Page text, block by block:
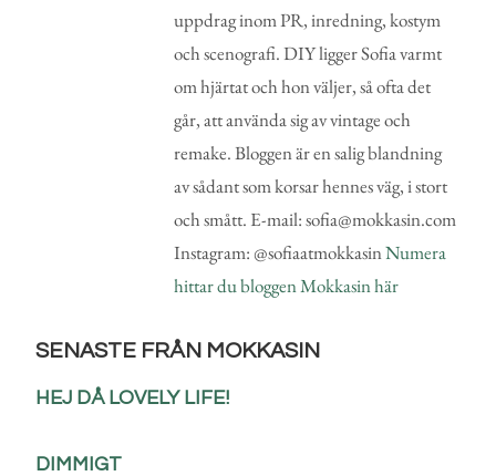
uppdrag inom PR, inredning, kostym
och scenografi. DIY ligger Sofia varmt
om hjärtat och hon väljer, så ofta det
går, att använda sig av vintage och
remake. Bloggen är en salig blandning
av sådant som korsar hennes väg, i stort
och smått. E-mail: sofia@mokkasin.com
Instagram: @sofiaatmokkasinNumera
hittar du bloggen Mokkasin här
SENASTE FRÅN MOKKASIN
HEJ DÅ LOVELY LIFE!
DIMMIGT